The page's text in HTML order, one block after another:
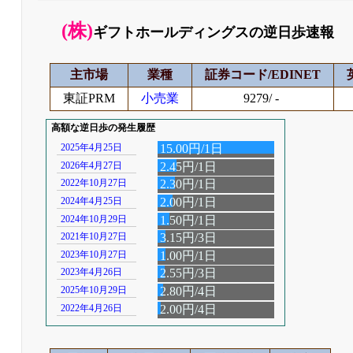
(株)ギフトホールディングスの逆日歩速報
主市場 業種 証券コード/EDINET
東証PRM
小売業 9279/ -
高額な逆日歩の発生履歴
2025年4月25日
15.00円/1日
2026年4月27日 2.45円/1日
2022年10月27日 2.30円/1日
2024年4月25日 2.00円/1日
2024年10月29日 1.50円/1日
2021年10月27日 3.15円/3日
2023年10月27日 1.00円/1日
2023年4月26日 2.55円/3日
2025年10月29日 2.80円/4日
2022年4月26日 2.00円/4日